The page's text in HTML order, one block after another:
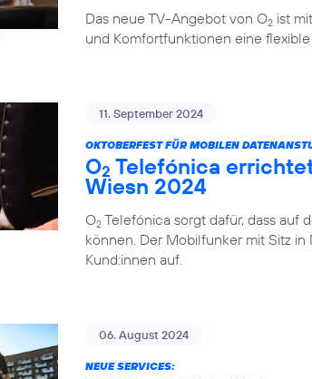
Das neue TV-Angebot von O2 ist
und Komfortfunktionen eine
11. September 2024
OKTOBERFEST FÜR MOBILEN
O2 Telefónica
Wiesn 2024
O2 Telefónica sorgt dafür, dass auf
können. Der Mobilfunker mit Sitz
Kund:innen auf.
06. August 2024
NEUE SERVICES: